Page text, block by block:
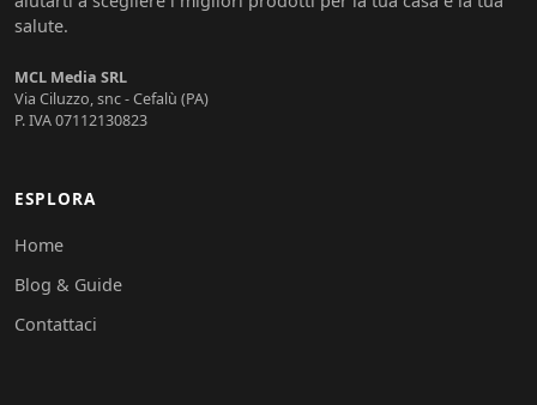
salute.
MCL Media SRL
Via Ciluzzo, snc - Cefalù (PA)
P. IVA 07112130823
ESPLORA
Home
Blog & Guide
Contattaci